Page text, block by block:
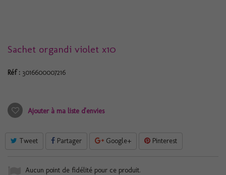
Sachet organdi violet x10
Réf : 3016600007216
Ajouter à ma liste d'envies
Tweet Partager Google+ Pinterest
Aucun point de fidélité pour ce produit.